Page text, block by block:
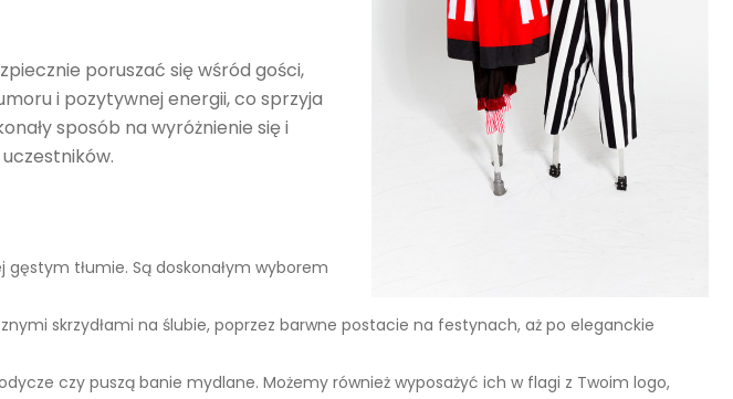
poruszać się wśród gości,
i pozytywnej energii, co sprzyja
sposób na wyróżnienie się i
tłumie. Są doskonałym wyborem
skrzydłami na ślubie, poprzez barwne postacie na festynach, aż po eleganckie
czy puszą banie mydlane. Możemy również wyposażyć ich w flagi z Twoim logo,